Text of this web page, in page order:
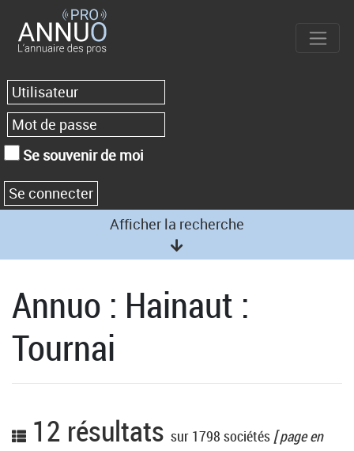
Se souvenir de moi
Afficher la recherche
Annuo : Hainaut :
Tournai
12 résultats sur 1798 sociétés [ page en